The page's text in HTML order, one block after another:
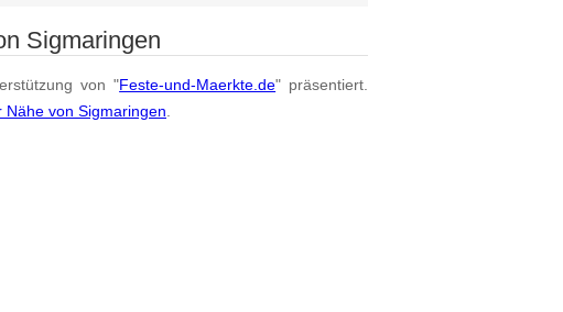
Sigmaringen
von "Feste-und-Maerkte.de" präsentiert.
von Sigmaringen